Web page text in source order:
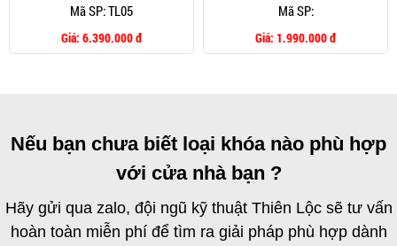
Mã SP: TL05
Giá: 6.390.000 đ
Mã SP:
Giá: 1.990.000 đ
Nếu bạn chưa biết loại khóa nào phù hợp
với cửa nhà bạn ?
Hãy gửi qua zalo, đội ngũ kỹ thuật Thiên Lộc sẽ tư vấn
hoàn toàn miễn phí để tìm ra giải pháp phù hợp dành